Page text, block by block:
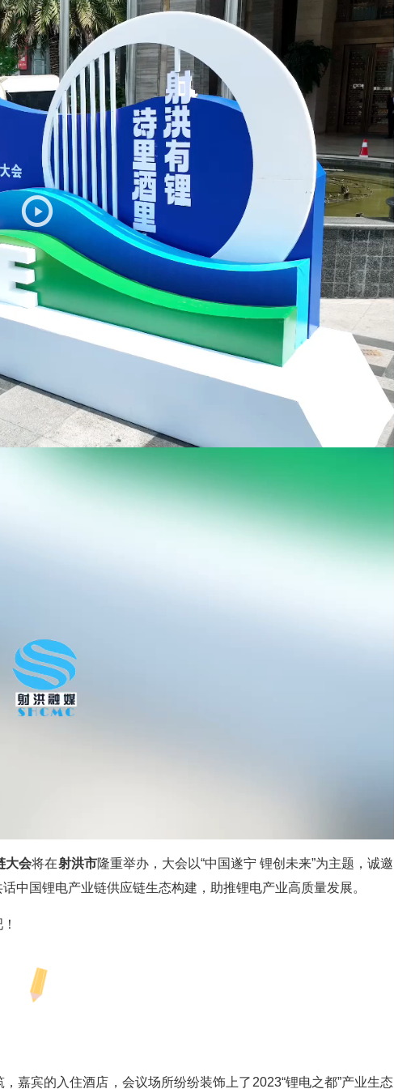
大会将在射洪市隆重举办，大会以“中国遂宁 锂创未来”为主题，诚邀
中国锂电产业链供应链生态构建，助推锂电产业高质量发展。
嘉宾的入住酒店，会议场所纷纷装饰上了2023“锂电之都”产业生态